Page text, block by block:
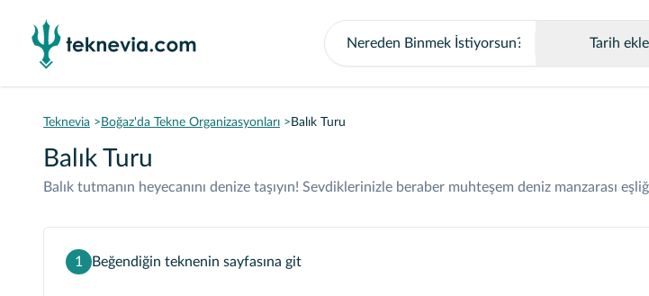
Tarih
Teknevia Boğaz'da Tekne Organizasyonları Balık Turu
Balık Turu
Balık tutmanın heyecanını denize taşıyın! Sevdiklerinizle beraber muhteşem deniz manzarası
1 Beğendiğin teknenin sayfasına git